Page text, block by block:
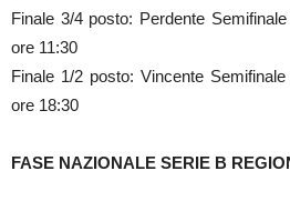
Finale 3/4 posto: Perdente
ore 11:30
Finale 1/2 posto: Vincente
ore 18:30
FASE NAZIONALE SERIE B